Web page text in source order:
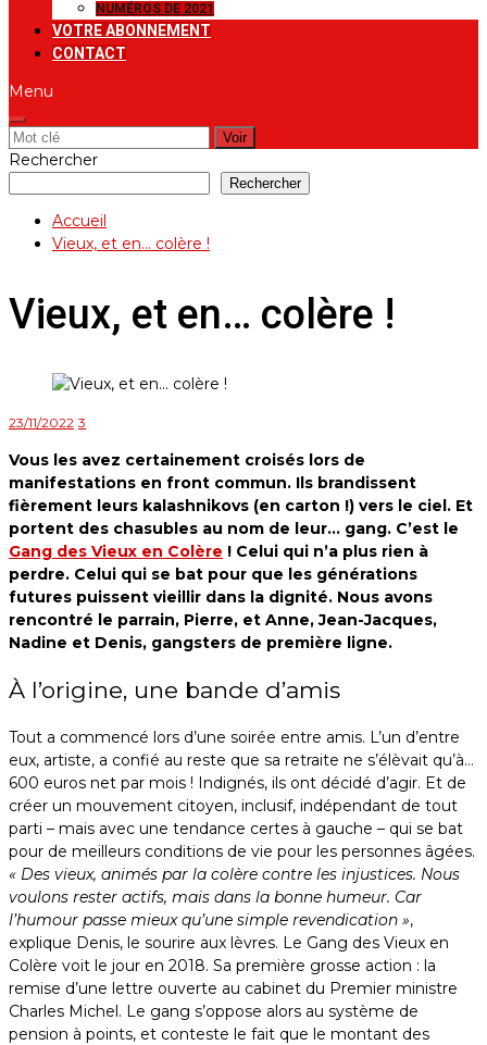
NUMÉROS DE 2021
VOTRE ABONNEMENT
CONTACT
Menu
Rechercher:
Rechercher
Rechercher
Accueil
Vieux, et en… colère !
Vieux, et en… colère !
23/11/2022 3
Vous les avez certainement croisés lors de
manifestations en front commun. Ils brandissent
fièrement leurs kalashnikovs (en carton !) vers le ciel. Et
portent des chasubles au nom de leur… gang. C’est le
Gang des Vieux en Colère ! Celui qui n’a plus rien à
perdre. Celui qui se bat pour que les générations
futures puissent vieillir dans la dignité. Nous avons
rencontré le parrain, Pierre, et Anne, Jean-Jacques,
Nadine et Denis, gangsters de première ligne.
À l’origine, une bande d’amis
Tout a commencé lors d’une soirée entre amis. L’un d’entre
eux, artiste, a confié au reste que sa retraite ne s’élèvait qu’à…
600 euros net par mois ! Indignés, ils ont décidé d’agir. Et de
créer un mouvement citoyen, inclusif, indépendant de tout
parti – mais avec une tendance certes à gauche – qui se bat
pour de meilleurs conditions de vie pour les personnes âgées.
« Des vieux, animés par la colère contre les injustices. Nous
voulons rester actifs, mais dans la bonne humeur. Car
l’humour passe mieux qu’une simple revendication »,
explique Denis, le sourire aux lèvres. Le Gang des Vieux en
Colère voit le jour en 2018. Sa première grosse action : la
remise d’une lettre ouverte au cabinet du Premier ministre
Charles Michel. Le gang s’oppose alors au système de
pension à points, et conteste le fait que le montant des